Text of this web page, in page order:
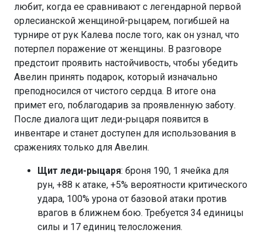
любит, когда ее сравнивают с легендарной первой
орлесианской женщиной-рыцарем, погибшей на
турнире от рук Калева после того, как он узнал, что
потерпел поражение от женщины. В разговоре
предстоит проявить настойчивость, чтобы убедить
Авелин принять подарок, который изначально
преподносился от чистого сердца. В итоге она
примет его, поблагодарив за проявленную заботу.
После диалога щит леди-рыцаря появится в
инвентаре и станет доступен для использования в
сражениях только для Авелин.
Щит леди-рыцаря: броня 190, 1 ячейка для
рун, +88 к атаке, +5% вероятности критического
удара, 100% урона от базовой атаки против
врагов в ближнем бою. Требуется 34 единицы
силы и 17 единиц телосложения.